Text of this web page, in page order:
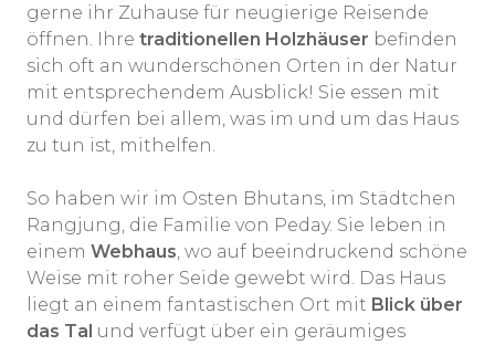
gerne ihr Zuhause für neugierige Reisende
öffnen. Ihre traditionellen Holzhäuser befinden
sich oft an wunderschönen Orten in der Natur
mit entsprechendem Ausblick! Sie essen mit
und dürfen bei allem, was im und um das Haus
zu tun ist, mithelfen.
So haben wir im Osten Bhutans, im Städtchen
Rangjung, die Familie von Peday. Sie leben in
einem Webhaus , wo auf beeindruckend schöne
Weise mit roher Seide gewebt wird. Das Haus
liegt an einem fantastischen Ort mit Blick über
das Tal und verfügt über ein geräumiges